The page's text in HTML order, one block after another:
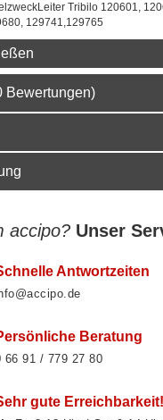
Tribilo 120601,
129741,129765
Bewertungen)
accipo? Unser
Antwortzeiten
Beratung
66 91 / 779 27 80
gute Erreichbarkeit!